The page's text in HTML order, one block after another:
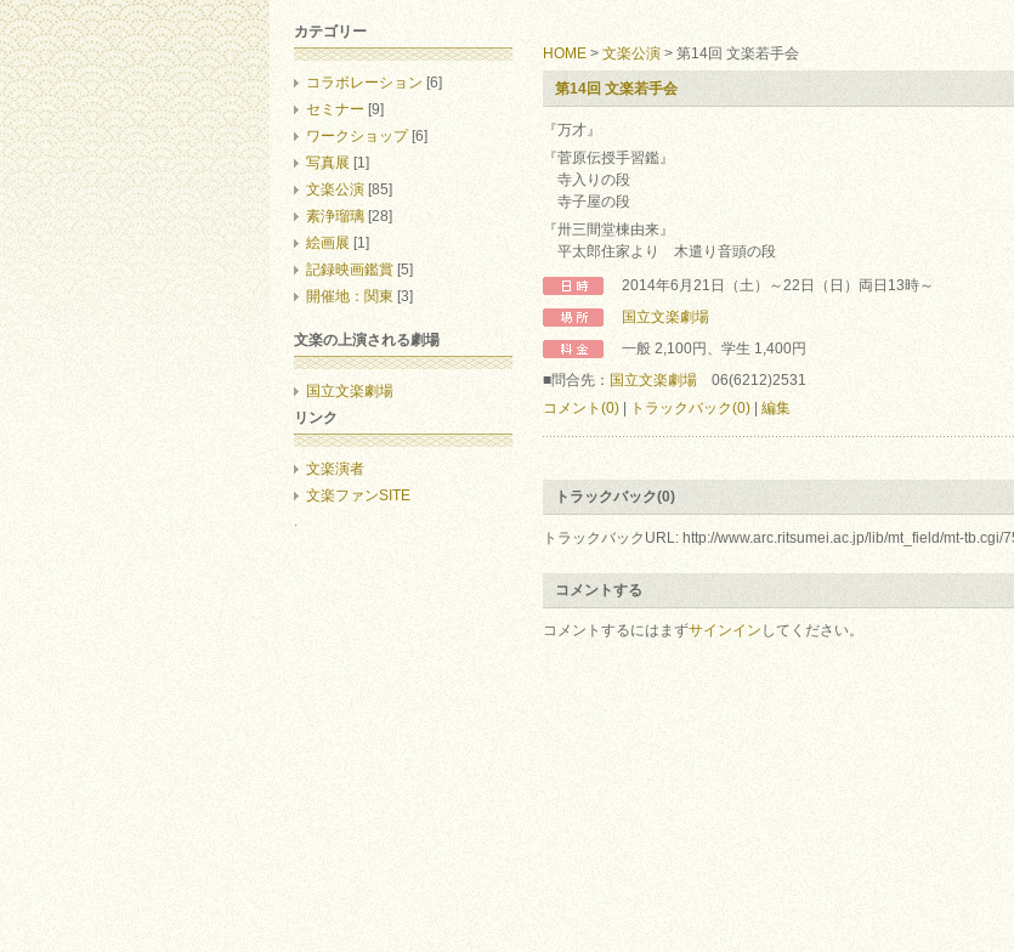
HOME > 文楽公演 > 第14回 文楽若手会
第14回 文楽若手会
『万才』
『菅原伝授手習鑑』
寺入りの段
寺子屋の段
『卅三間堂棟由来』
平太郎住家より 木遣り音頭の段
2014年6月21日（土）～22日（日）両日13時～
国立文楽劇場
一般 2,100円、学生 1,400円
■問合先： 国立文楽劇場 06(6212)2531
コメント(0)
トラックバック(0) 編集
トラックバック(0)
トラックバックURL: http://www.arc.ritsumei.ac.jp/lib/mt_field/mt-tb.cgi/
コメントする
コメントするにはまずサインイン してください。
カテゴリー
コラボレーション [6]
セミナー [9]
ワークショップ[6]
写真展 [1]
文楽公演 [85]
素浄瑠璃 [28]
絵画展 [1]
記録映画鑑賞 [5]
開催地：関東 [3]
文楽の上演される劇場
国立文楽劇場
リンク
文楽演者
文楽ファンSITE
.